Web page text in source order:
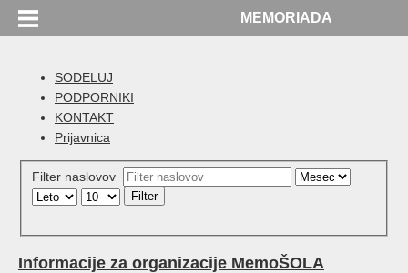
MEMORIADA
SODELUJ
PODPORNIKI
KONTAKT
Prijavnica
Filter naslovov
Filter
Informacije za organizacije MemoŠOLA